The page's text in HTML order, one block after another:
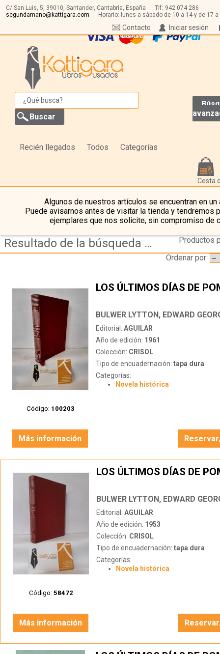
C/ San Luis, 5, 39010, Santander, Cantabria, España Tlf: 942 074 286
segundamano@kattigara.com
Horario: lunes a sábado de 10 a 14 y de 17 a
Iniciar sesión
Contacto
Recién llegados Todos Categorías
Cesta
Algunos de nuestros artículos se encuentran en un
Puede avisarnos antes de visitar la tienda y tendremos
ejemplares que nos solicite, sin compromiso de
Resultado de la búsqueda de autor bulwer-lytton,-edward-g.
Productos
Ordenar por:
Código: 100203
LOS ÚLTIMOS DÍAS DE
BULWER LYTTON, EDWARD
Editorial: AGUILAR
Año de edición: 1961
Colección: CRISOL
Tipo de encuadernación: tapa dura
Categorías:
Novela histórica
Más información
Código: 58472
LOS ÚLTIMOS DÍAS DE
BULWER LYTTON, EDWARD
Editorial: AGUILAR
Año de edición: 1953
Colección: CRISOL
Tipo de encuadernación: tapa dura
Categorías:
Novela histórica
Más información